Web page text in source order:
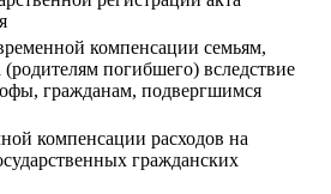
компенсации семьям,
погибшего) вследствие
гражданам, подвергшимся
компенсации расходов на
гражданских